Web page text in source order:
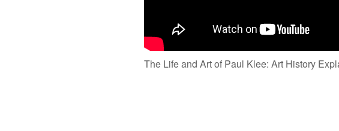
The Life and Art of Paul Klee: Art History